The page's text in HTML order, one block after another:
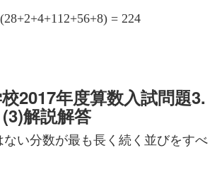
= 224
2017年度算数入試問題3.
解説解答
い分数が最も長く続く並びをすべ